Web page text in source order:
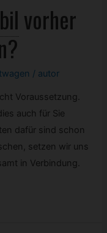
vorher
/ autor
Voraussetzung.
auch für Sie
dafür sind schon
setzen wir uns
in Verbindung.